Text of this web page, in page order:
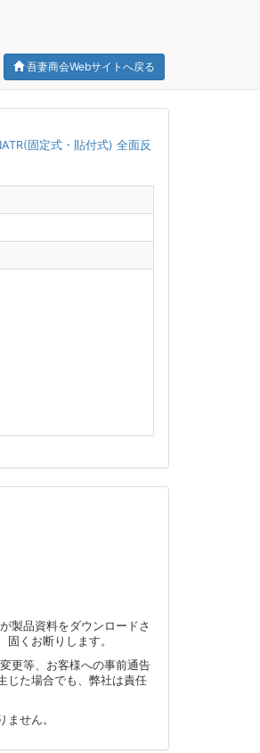
吾妻商会Webサイトへ戻る
固定式・貼付式) 全面反
製品資料をダウンロードさ
くお断りします。
更等、お客様への事前通告
じた場合でも、弊社は責任
せん。